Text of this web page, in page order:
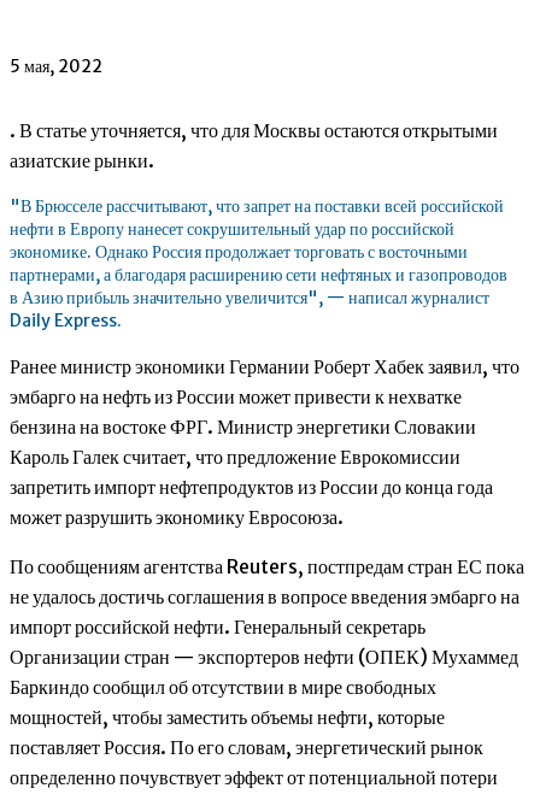
5 мая, 2022
. В статье уточняется, что для Москвы остаются открытыми
азиатские рынки.
"В Брюсселе рассчитывают, что запрет на поставки всей российской
нефти в Европу нанесет сокрушительный удар по российской
экономике. Однако Россия продолжает торговать с восточными
партнерами, а благодаря расширению сети нефтяных и газопроводов
в Азию прибыль значительно увеличится", — написал журналист
Daily Express.
Ранее министр экономики Германии Роберт Хабек заявил, что
эмбарго на нефть из России может привести к нехватке
бензина на востоке ФРГ. Министр энергетики Словакии
Кароль Галек считает, что предложение Еврокомиссии
запретить импорт нефтепродуктов из России до конца года
может разрушить экономику Евросоюза.
По сообщениям агентства Reuters, постпредам стран ЕС пока
не удалось достичь соглашения в вопросе введения эмбарго на
импорт российской нефти. Генеральный секретарь
Организации стран — экспортеров нефти (ОПЕК) Мухаммед
Баркиндо сообщил об отсутствии в мире свободных
мощностей, чтобы заместить объемы нефти, которые
поставляет Россия. По его словам, энергетический рынок
определенно почувствует эффект от потенциальной потери